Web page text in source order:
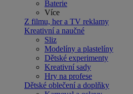
Baterie
Více
Z filmu, her a TV reklamy
Kreativní a naučné
Sliz
Modelíny a plastelíny
Dětské experimenty
Kreativní sady
Hry na profese
Dětské oblečení a doplňky